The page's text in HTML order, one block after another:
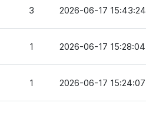
3 2026-06-17 15:43:24
1 2026-06-17 15:28:04
1 2026-06-17 15:24:07